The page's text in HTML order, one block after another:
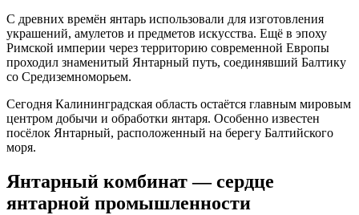
С древних времён янтарь использовали для изготовления
украшений, амулетов и предметов искусства. Ещё в эпоху
Римской империи через территорию современной Европы
проходил знаменитый Янтарный путь, соединявший Балтику
со Средиземноморьем.
Сегодня Калининградская область остаётся главным мировым
центром добычи и обработки янтаря. Особенно известен
посёлок Янтарный, расположенный на берегу Балтийского
моря.
Янтарный комбинат — сердце
янтарной промышленности